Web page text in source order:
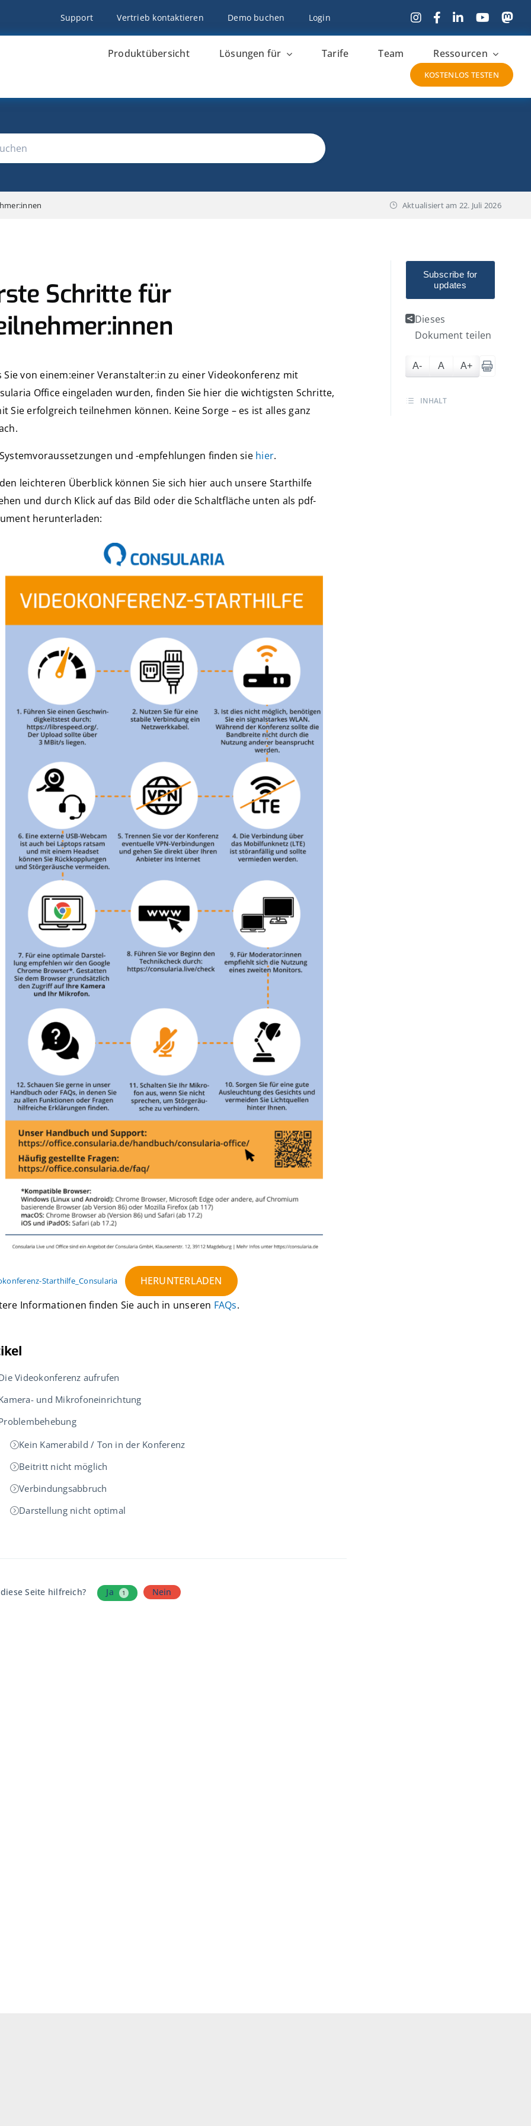
Support Vertrieb kontaktieren Demo buchen Login
Produktübersicht Lösungen für Tarife Team Ressourcen
KOSTENLOS TESTEN
Aktualisiert am 22. Juli 2026
Schritte für
Sie von einem:einer Veranstalter:in zu einer Videokonferenz mit
Office eingeladen wurden, finden Sie hier die wichtigsten Schritte,
Sie erfolgreich teilnehmen können. Keine Sorge – es ist alles ganz
und -empfehlungen finden sie hier.
leichteren Überblick können Sie sich hier auch unsere Starthilfe
und durch Klick auf das Bild oder die Schaltfläche unten als pdf-
herunterladen:
Starthilfe_Consularia
HERUNTERLADEN
Informationen finden Sie auch in unseren FAQs.
Videokonferenz aufrufen
und Mikrofoneinrichtung
Kein Kamerabild / Ton in der Konferenz
Beitritt nicht möglich
Verbindungsabbruch
Darstellung nicht optimal
Seite hilfreich? Ja 1 Nein
Subscribe for
updates
Dieses
Dokument teilen
A- A A+
INHALT